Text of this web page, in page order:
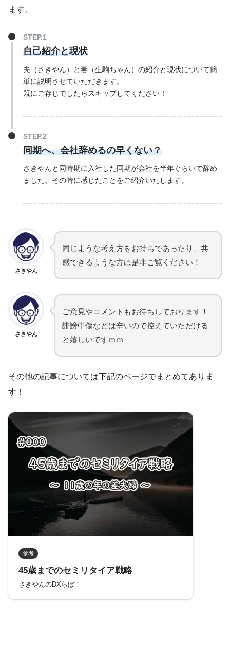
ます。
自己紹介と現状
夫（さきやん）と妻（生駒ちゃん）の紹介と現状について簡
単に説明させていただきます。
既にご存じでしたらスキップしてください！
同期へ、会社辞めるの早くない？
さきやんと同時期に入社した同期が会社を半年ぐらいで辞め
ました。その時に感じたことをご紹介いたします。
さきやん
同じような考え方をお持ちであったり、共
感できるような方は是非ご覧ください！
さきやん
ご意見やコメントもお待ちしております！
誹謗中傷などは辛いので控えていただける
と嬉しいですｍｍ
その他の記事については下記のページでまとめてありま
す！
参考
45歳までのセミリタイア戦略
さきやんのDXらぼ！